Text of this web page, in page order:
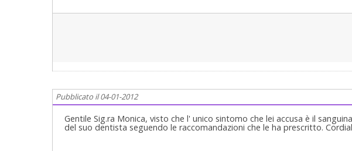
Pubblicato il 04-01-2012
Gentile Sig.ra Monica, visto che l' unico sintomo che lei accusa è il
del suo dentista seguendo le raccomandazioni che le ha prescritto.